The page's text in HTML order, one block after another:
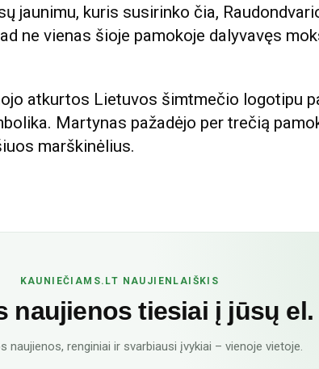
jaunimu, kuris susirinko čia,
ne vienas šioje pamokoje dalyvavęs
atkurtos Lietuvos šimtmečio logotipu
Martynas pažadėjo per trečią
marškinėlius.
KAUNIEČIAMS.LT NAUJIENLAIŠKIS
naujienos tiesiai į jūsų
naujienos, renginiai ir svarbiausi įvykiai – vienoje vietoje.